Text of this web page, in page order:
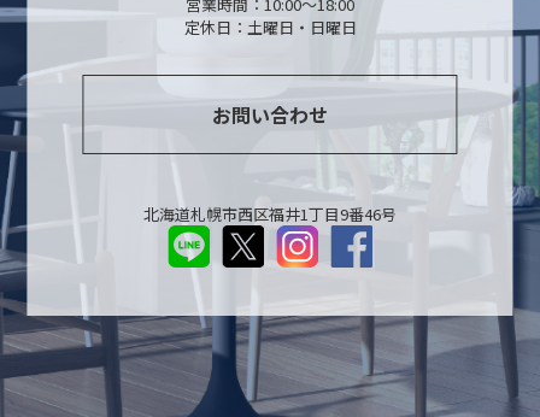
定休日：土曜日・日曜日
お問い合わせ
北海道札幌市西区福井1丁目9番46号